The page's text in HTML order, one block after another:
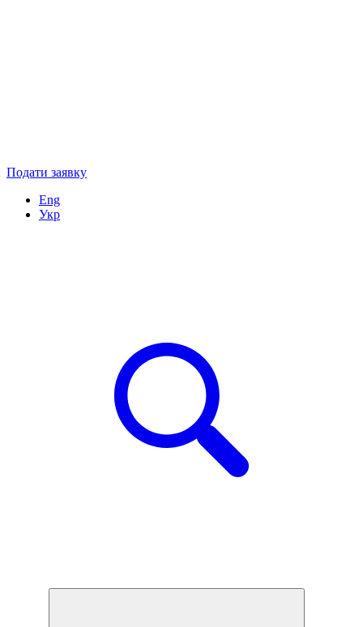
Подати заявку
Eng
Укр